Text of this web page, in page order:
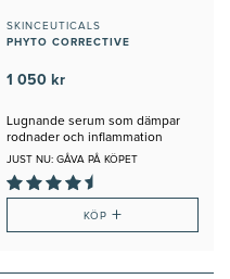
SKINCEUTICALS
PHYTO CORRECTIVE
1 050 kr
Lugnande serum som dämpar
rodnader och inflammation
JUST NU: GÅVA PÅ KÖPET
KÖP +